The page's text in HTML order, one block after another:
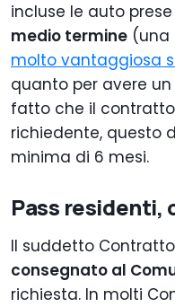
incluse le auto
medio termine (una
molto vantaggiosa
quanto per avere
fatto che il
richiedente, questo
minima di 6 mesi.
Pass residenti,
Il suddetto
consegnato al
richiesta. In molti